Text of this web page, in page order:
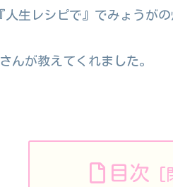
人生レシピで』でみょうが
んが教えてくれました。
目次